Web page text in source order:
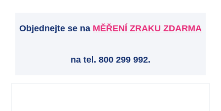
Objednejte se na MĚŘENÍ ZRAKU ZDARMA
na tel. 800 299 992.